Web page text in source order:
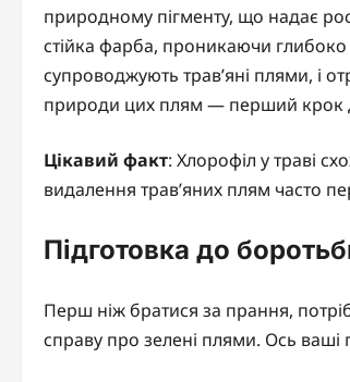
природному пігменту, що надає
стійка фарба, проникаючи глибоко
супроводжують трав’яні плями, і
природи цих плям — перший крок
Цікавий факт: Хлорофіл у траві
видалення трав’яних плям часто
Підготовка до
Перш ніж братися за прання,
справу про зелені плями. Ось ваші